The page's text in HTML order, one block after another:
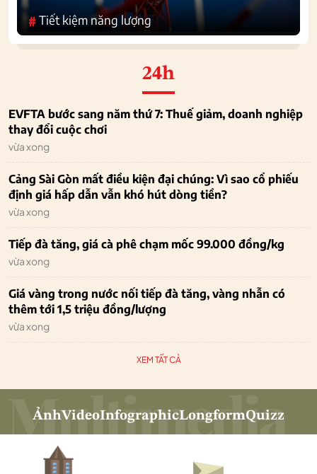
#Tiết kiệm năng lượng
24h
EVFTA bước sang năm thứ 7: Thuế giảm, doanh nghiệp
thay đổi cuộc chơi
vừa xong
Cảng Sài Gòn mất điều kiện đại chúng: Vì sao cổ phiếu
định giá hấp dẫn vẫn khó hút dòng tiền?
vừa xong
Tiếp đà tăng, giá cà phê chạm mốc 99.000 đồng/kg
vừa xong
Giá vàng trong nước nối tiếp đà tăng, vàng nhẫn có
thêm tới 1,5 triệu đồng/lượng
vừa xong
XEM TẤT CẢ
ẢnhVideoInfographicLongformQuizz